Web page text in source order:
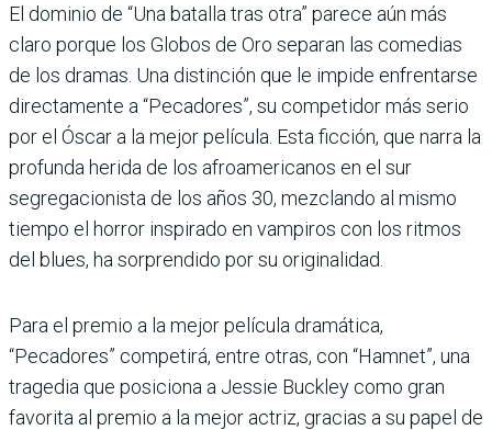
El dominio de “Una batalla tras otra” parece aún más
claro porque los Globos de Oro separan las comedias
de los dramas. Una distinción que le impide enfrentarse
directamente a “Pecadores”, su competidor más serio
por el Óscar a la mejor película. Esta ficción, que narra la
profunda herida de los afroamericanos en el sur
segregacionista de los años 30, mezclando al mismo
tiempo el horror inspirado en vampiros con los ritmos
del blues, ha sorprendido por su originalidad.
Para el premio a la mejor película dramática,
“Pecadores” competirá, entre otras, con “Hamnet”, una
tragedia que posiciona a Jessie Buckley como gran
favorita al premio a la mejor actriz, gracias a su papel de